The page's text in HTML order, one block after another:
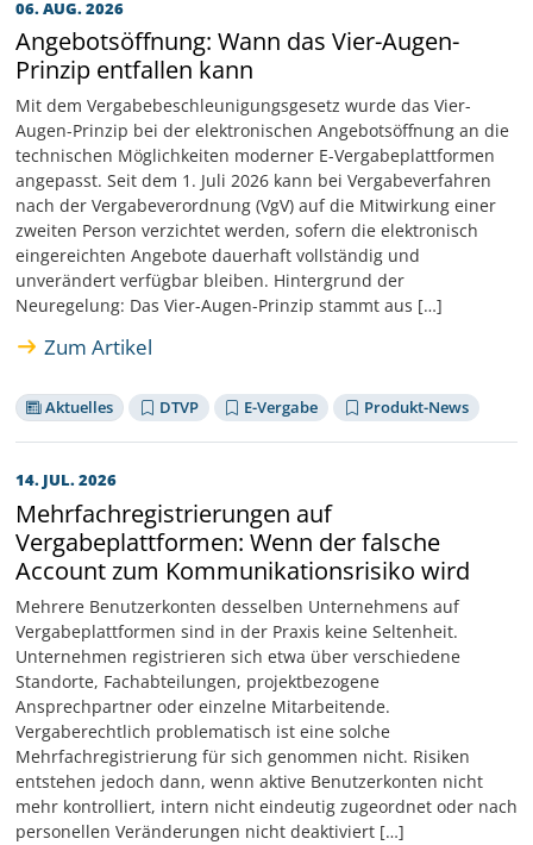
06. AUG. 2026
Angebotsöffnung: Wann das Vier-Augen-
Prinzip entfallen kann
Mit dem Vergabebeschleunigungsgesetz wurde das Vier-
Augen-Prinzip bei der elektronischen Angebotsöffnung an die
technischen Möglichkeiten moderner E-Vergabeplattformen
angepasst. Seit dem 1. Juli 2026 kann bei Vergabeverfahren
nach der Vergabeverordnung (VgV) auf die Mitwirkung einer
zweiten Person verzichtet werden, sofern die elektronisch
eingereichten Angebote dauerhaft vollständig und
unverändert verfügbar bleiben. Hintergrund der
Neuregelung: Das Vier-Augen-Prinzip stammt aus […]
Zum Artikel
Aktuelles DTVP E-Vergabe Produkt-News
14. JUL. 2026
Mehrfachregistrierungen auf
Vergabeplattformen: Wenn der falsche
Account zum Kommunikationsrisiko wird
Mehrere Benutzerkonten desselben Unternehmens auf
Vergabeplattformen sind in der Praxis keine Seltenheit.
Unternehmen registrieren sich etwa über verschiedene
Standorte, Fachabteilungen, projektbezogene
Ansprechpartner oder einzelne Mitarbeitende.
Vergaberechtlich problematisch ist eine solche
Mehrfachregistrierung für sich genommen nicht. Risiken
entstehen jedoch dann, wenn aktive Benutzerkonten nicht
mehr kontrolliert, intern nicht eindeutig zugeordnet oder nach
personellen Veränderungen nicht deaktiviert […]